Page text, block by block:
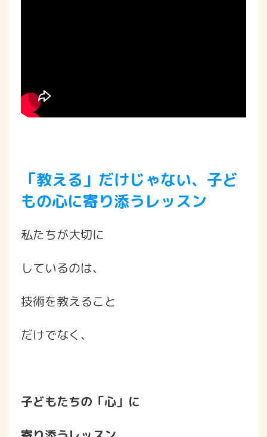
「教える」だけじゃない、子ど
もの心に寄り添うレッスン
私たちが大切に
しているのは、
技術を教えること
だけでなく、
子どもたちの「心」に